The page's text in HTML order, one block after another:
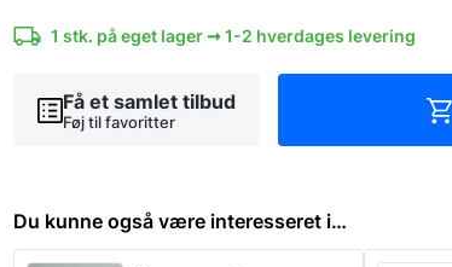
lyst 1 stk. på eget lager ➞ 1-2 hverdages levering
Få et samlet tilbud
Føj til favoritter
Du kunne også være interesseret i…